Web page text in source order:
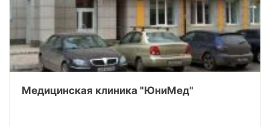
Медицинская клиника "ЮниМед"